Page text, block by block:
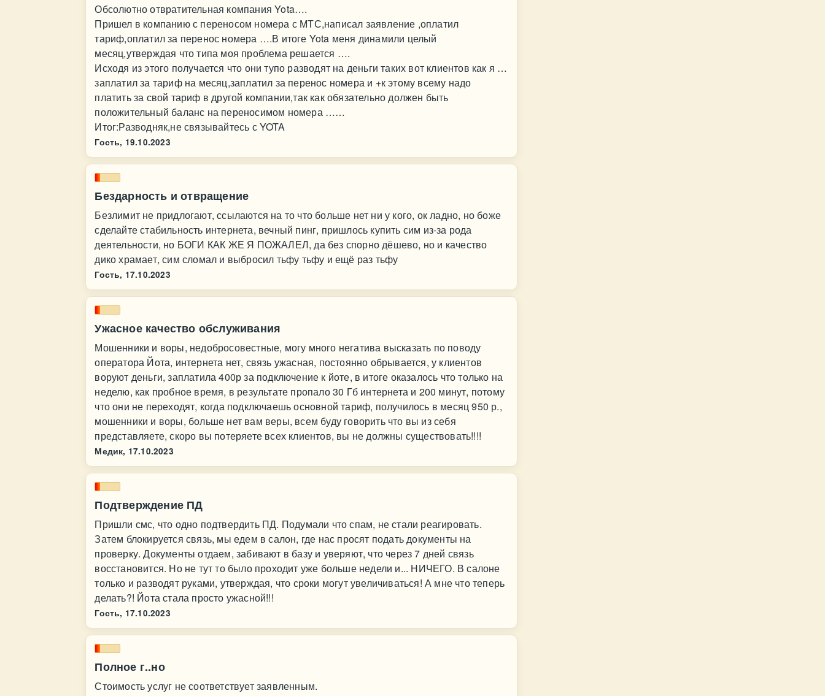
Обсолютно отвратительная компания Yota….
Пришел в компанию с переносом номера с МТС,написал заявление ,оплатил
тариф,оплатил за перенос номера ….В итоге Yota меня динамили целый
месяц,утверждая что типа моя проблема решается ….
Исходя из этого получается что они тупо разводят на деньги таких вот клиентов как я …
заплатил за тариф на месяц,заплатил за перенос номера и +к этому всему надо
платить за свой тариф в другой компании,так как обязательно должен быть
положительный баланс на переносимом номера ……
Итог:Разводняк,не связывайтесь с YOTA
Гость, 19.10.2023
Бездарность и отвращение
Безлимит не придлогают, ссылаются на то что больше нет ни у кого, ок ладно, но боже
сделайте стабильность интернета, вечный пинг, пришлось купить сим из-за рода
деятельности, но БОГИ КАК ЖЕ Я ПОЖАЛЕЛ, да без спорно дёшево, но и качество
дико храмает, сим сломал и выбросил тьфу тьфу и ещё раз тьфу
Гость, 17.10.2023
Ужасное качество обслуживания
Мошенники и воры, недобросовестные, могу много негатива высказать по поводу
оператора Йота, интернета нет, связь ужасная, постоянно обрывается, у клиентов
воруют деньги, заплатила 400р за подключение к йоте, в итоге оказалось что только на
неделю, как пробное время, в результате пропало 30 Гб интернета и 200 минут, потому
что они не переходят, когда подключаешь основной тариф, получилось в месяц 950 р.,
мошенники и воры, больше нет вам веры, всем буду говорить что вы из себя
представляете, скоро вы потеряете всех клиентов, вы не должны существовать!!!!
Медик, 17.10.2023
Подтверждение ПД
Пришли смс, что одно подтвердить ПД. Подумали что спам, не стали реагировать.
Затем блокируется связь, мы едем в салон, где нас просят подать документы на
проверку. Документы отдаем, забивают в базу и уверяют, что через 7 дней связь
восстановится. Но не тут то было проходит уже больше недели и... НИЧЕГО. В салоне
только и разводят руками, утверждая, что сроки могут увеличиваться! А мне что теперь
делать?! Йота стала просто ужасной!!!
Гость, 17.10.2023
Полное г..но
Стоимость услуг не соответствует заявленным.